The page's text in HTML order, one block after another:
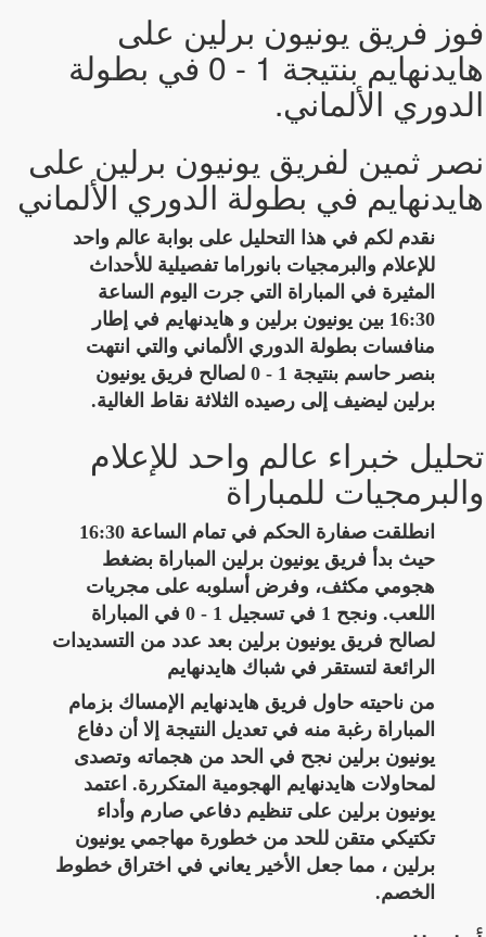
فوز فريق يونيون برلين على
هايدنهايم بنتيجة 1 - 0 في بطولة
الدوري الألماني.
نصر ثمين لفريق يونيون برلين على
هايدنهايم في بطولة الدوري الألماني
نقدم لكم في هذا التحليل على بوابة عالم واحد
للإعلام والبرمجيات بانوراما تفصيلية للأحداث
المثيرة في المباراة التي جرت اليوم الساعة
16:30 بين يونيون برلين و هايدنهايم في إطار
منافسات بطولة الدوري الألماني والتي انتهت
بنصر حاسم بنتيجة 1 - 0 لصالح فريق يونيون
برلين ليضيف إلى رصيده الثلاثة نقاط الغالية.
تحليل خبراء عالم واحد للإعلام
والبرمجيات للمباراة
انطلقت صفارة الحكم في تمام الساعة 16:30
حيث بدأ فريق يونيون برلين المباراة بضغط
هجومي مكثف، وفرض أسلوبه على مجريات
اللعب. ونجح 1 في تسجيل 1 - 0 في المباراة
لصالح فريق يونيون برلين بعد عدد من التسديدات
الرائعة لتستقر في شباك هايدنهايم
من ناحيته حاول فريق هايدنهايم الإمساك بزمام
المباراة رغبة منه في تعديل النتيجة إلا أن دفاع
يونيون برلين نجح في الحد من هجماته وتصدى
لمحاولات هايدنهايم الهجومية المتكررة. اعتمد
يونيون برلين على تنظيم دفاعي صارم وأداء
تكتيكي متقن للحد من خطورة مهاجمي يونيون
برلين ، مما جعل الأخير يعاني في اختراق خطوط
الخصم.